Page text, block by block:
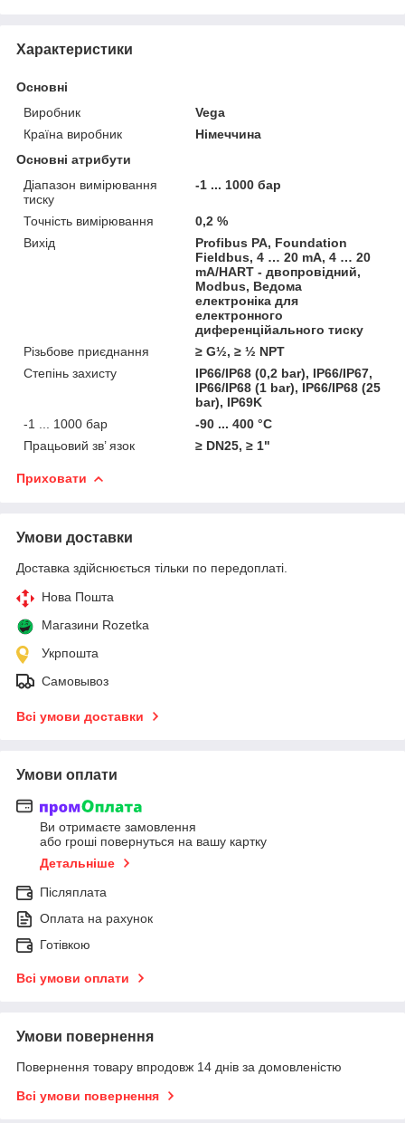
Характеристики
Основні
Виробник
Vega
Країна виробник
Німеччина
Основні атрибути
Діапазон вимірювання
тиску
-1 ... 1000 бар
Точність вимірювання
0,2 %
Вихід
Profibus PA, Foundation
Fieldbus, 4 … 20 mA, 4 … 20
mA/HART - двопровідний,
Modbus, Ведома
електроніка для
електронного
диференційального тиску
Різьбове приєднання
≥ G½, ≥ ½ NPT
Степінь захисту
IP66/IP68 (0,2 bar), IP66/IP67,
IP66/IP68 (1 bar), IP66/IP68 (25
bar), IP69K
-1 ... 1000 бар
-90 ... 400 °C
Працьовий зв’ язок
≥ DN25, ≥ 1"
Приховати
Умови доставки
Доставка здійснюється тільки по передоплаті.
Нова Пошта
Магазини Rozetka
Укрпошта
Самовывоз
Всі умови доставки
Умови оплати
Ви отримаєте замовлення
або гроші повернуться на вашу картку
Детальніше
Післяплата
Оплата на рахунок
Готівкою
Всі умови оплати
Умови повернення
Повернення товару впродовж 14 днів за домовленістю
Всі умови повернення